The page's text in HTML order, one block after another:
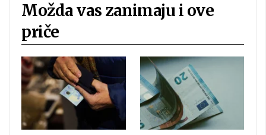
Možda vas zanimaju i ove
priče